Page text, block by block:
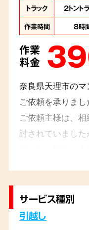
トラック
2トント
作業時間
8時
作業
料金
奈良県天理市の
ご依頼を承りまし
ご依頼主様は、
討されていまし
ており、残すべ
重ね、売却に必要
け、不用品は適切
サービス種別
引越し